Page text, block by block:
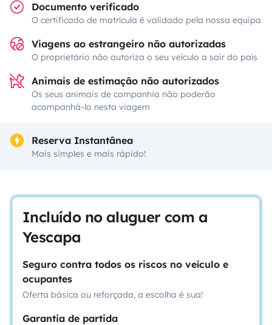
Documento verificado
O certificado de matrícula é validado pela nossa equipa
Viagens ao estrangeiro não autorizadas
O proprietário não autoriza o seu veículo a sair do país
Animais de estimação não autorizados
Os seus animais de companhia não poderão
acompanhá-lo nesta viagem
Reserva Instantânea
Mais simples e mais rápido!
Incluído no aluguer com a
Yescapa
Seguro contra todos os riscos no veículo e
ocupantes
Oferta básica ou reforçada, a escolha é sua!
Garantia de partida